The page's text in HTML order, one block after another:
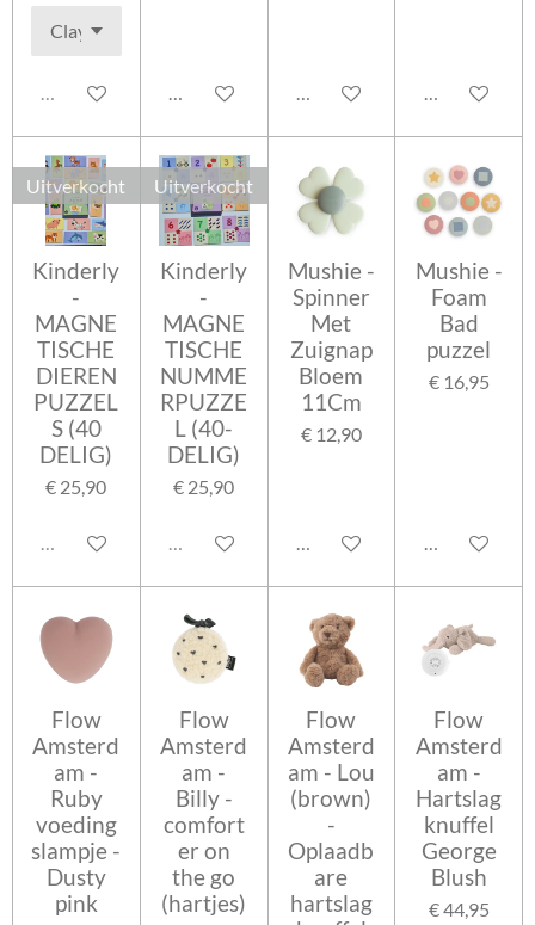
Uitverkocht In winkelwagen In winkelwagen In
Uitverkocht
Kinderly
-
MAGNE
TISCHE
DIEREN
PUZZEL
S (40
DELIG)
€ 25,90
Uitverkocht
Uitverkocht
Kinderly
-
MAGNE
TISCHE
NUMME
RPUZZE
L (40-
DELIG)
€ 25,90
Uitverkocht
Mushie -
Spinner
Met
Zuignap
Bloem
11Cm
€ 12,90
In winkelwagen
Mushie -
Foam
Bad
puzzel
€ 16,95
In
Flow
Amsterd
am -
Ruby
voeding
slampje -
Dusty
pink
Flow
Amsterd
am -
Billy -
comfort
er on
the go
(hartjes)
Flow
Amsterd
am - Lou
(brown)
-
Oplaadb
are
hartslag
Flow
Amsterd
am -
Hartslag
knuffel
George
Blush
€ 44,95